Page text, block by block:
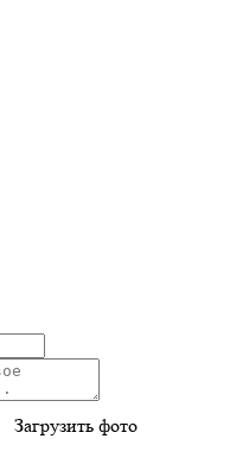
Загрузить фото